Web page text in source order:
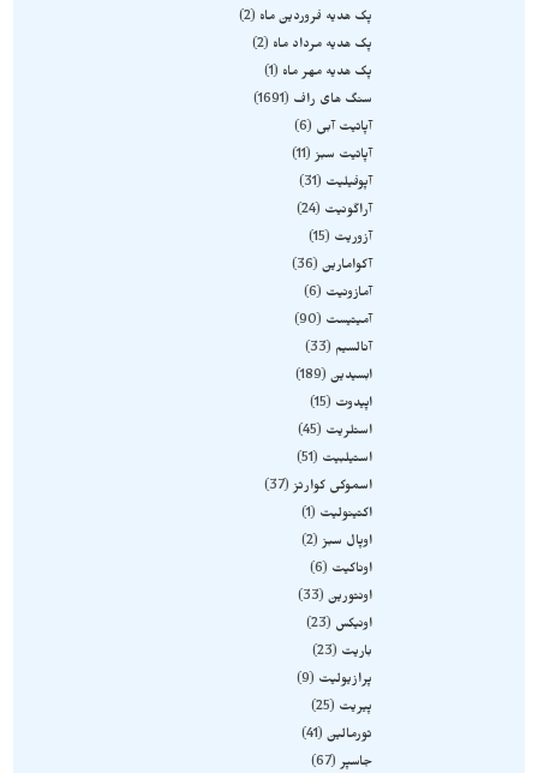
پک هدیه فروردین ماه
2
پک هدیه مرداد ماه
2
پک هدیه مهر ماه
1
سنگ های راف
1691
آپاتیت آبی
6
آپاتیت سبز 11
آپوفیلیت
31
آراگونیت
24
آزوریت
15
آکوامارین 36
آمازونیت
6
آمیتیست
90
آنالسیم
33
ابسیدین 189
اپیدوت
15
استلریت
45
استیلبیت
51
اسموکی کوارتز 37
اکتینولیت
1
اوپال سبز 2
اوناکیت
6
اونتورین 33
اونیکس
23
باریت
23
پرازیولیت
9
پیریت
25
تورمالین 41
جاسپر 67